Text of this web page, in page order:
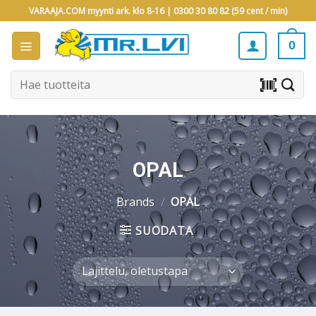
to
content
VARAAJA.COM myynti ark. klo 8-16 | 0300 30 80 82 (59 cent / min)
0
Etsi: barcode_scanner
OPAL
Brands / OPAL
SUODATA